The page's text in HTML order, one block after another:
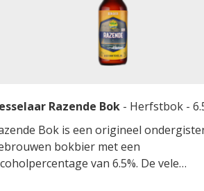
Razende Bok - Herfstbok -
Bok is een origineel
bokbier met een
van 6.5%. De vele